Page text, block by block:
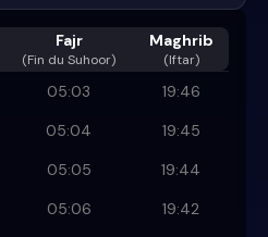
Fajr
(Fin du Suhoor)
Maghrib
(Iftar)
05:03
19:46
05:04
19:45
05:05
19:44
05:06
19:42